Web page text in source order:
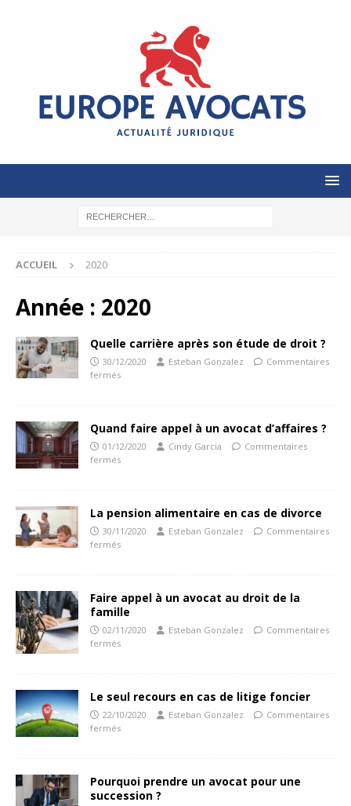
ACCUEIL 2020
Année : 2020
Quelle carrière après son étude de droit ?
30/12/2020 Esteban Gonzalez
Commentaires
fermés
Quand faire appel à un avocat d’affaires ?
01/12/2020 Cindy Garcia
Commentaires
fermés
La pension alimentaire en cas de divorce
30/11/2020 Esteban Gonzalez
Commentaires
fermés
Faire appel à un avocat au droit de la
famille
02/11/2020 Esteban Gonzalez
Commentaires
fermés
Le seul recours en cas de litige foncier
22/10/2020 Esteban Gonzalez
Commentaires
fermés
Pourquoi prendre un avocat pour une
succession ?